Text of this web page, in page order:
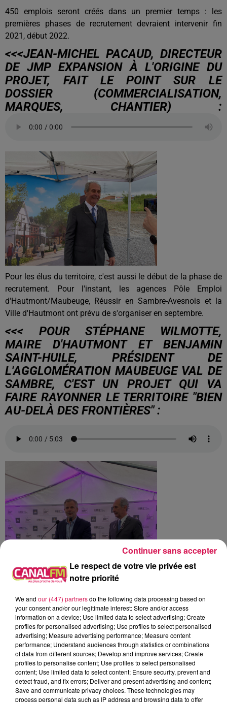
450 emplois seront créés dans un premier temps : les
premières phases de recrutement devraient intervenir fin
2021, début 2022.
<<<JEAN-MICHEL PACAUD, DIRECTEUR
DE JMP EXPANSION À L'ORIGINE DU
PROJET, FAIT LE POINT SUR LE
DOSSIER (COMMERCIALISATION,
MARQUES, CHANTIER) :
Pour les élus du territoire, c'est aussi le début de la phase de
recrutement. Pour l'instant, les agences Pôle Emploi
d'Hautmont/Maubeuge, Réussir en Sambre-Avesnois et la
Ville d'Hautmont ont prévu de s'organiser en septembre.
<<< POUR STÉPHANE WILMOTTE,
MAIRE D'HAUTMONT ET BENJAMIN
SAINT-HUILE, PRÉSIDENT DE
L'AGGLOMÉRATION MAUBEUGE VAL DE
SAMBRE, C'EST UN PROJET QUI VA
FAIRE RAYONNER LE TERRITOIRE "BIEN
AU-DELÀ DES FRONTIÈRES" :
Le respect de votre vie privée est
notre priorité
We and our (447) partnersdo the following data processing based on
your consent and/or our legitimate interest: Store and/or access
information on a device; Use limited data to select advertising; Create
profiles for personalised advertising; Use profiles to select personalised
advertising; Measure advertising performance; Measure content
performance; Understand audiences through statistics or combinations
of data from different sources; Develop and improve services; Create
profiles to personalise content; Use profiles to select personalised
content; Use limited data to select content; Ensure security, prevent and
detect fraud, and fix errors; Deliver and present advertising and content;
Save and communicate privacy choices. These technologies may
process personal data such as IP address and browsing data to offer
Continuer sans accepter